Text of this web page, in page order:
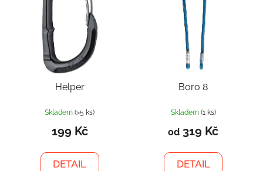
Helper
Skladem(>5 ks)
199 Kč
DETAIL
Boro 8
Skladem (1 ks)
od 319 Kč
DETAIL